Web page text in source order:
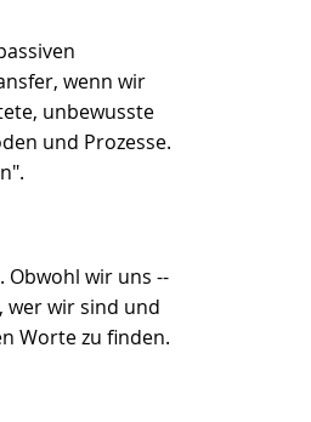
wenn wir
unbewusste
und Prozesse.
Obwohl wir uns --
wer wir sind und
Worte zu finden.